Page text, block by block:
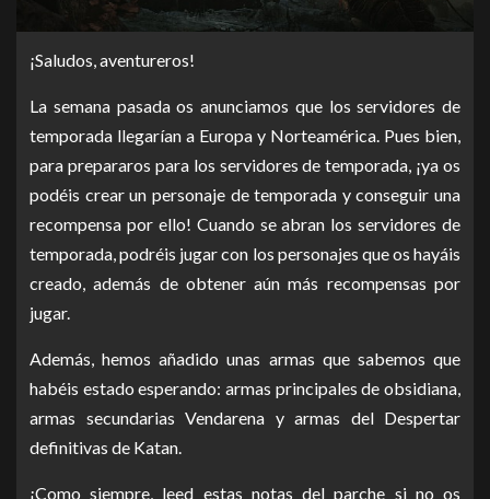
¡Saludos, aventureros!
La semana pasada os anunciamos que los servidores de
temporada llegarían a Europa y Norteamérica. Pues bien,
para prepararos para los servidores de temporada, ¡ya os
podéis crear un personaje de temporada y conseguir una
recompensa por ello! Cuando se abran los servidores de
temporada, podréis jugar con los personajes que os hayáis
creado, además de obtener aún más recompensas por
jugar.
Además, hemos añadido unas armas que sabemos que
habéis estado esperando: armas principales de obsidiana,
armas secundarias Vendarena y armas del Despertar
definitivas de Katan.
¡Como siempre, leed estas notas del parche si no os